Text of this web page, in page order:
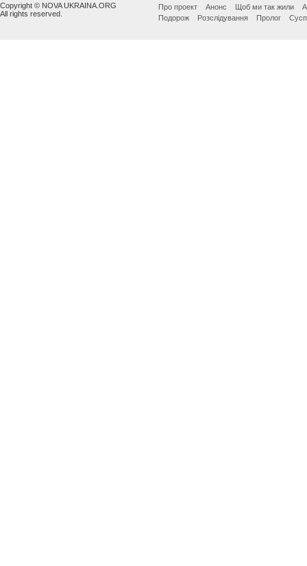
Copyright © NOVA UKRAINA.ORG
All rights reserved.
Про проект Анонс Щоб ми так жили
Подорож
Розслідування Пролог